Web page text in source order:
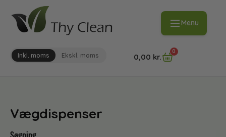
Menu
Inkl. moms Ekskl. moms 0,00 kr.
0
Vægdispenser